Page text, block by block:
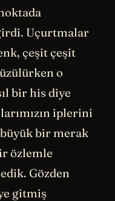
Uçurtmalar
çeşit çeşit
o
bir his diye
iplerini
bir merak
özlemle
Gözden
gitmiş